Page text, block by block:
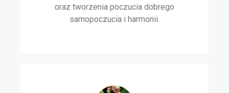
oraz tworzenia poczucia dobrego
samopoczucia i harmonii.